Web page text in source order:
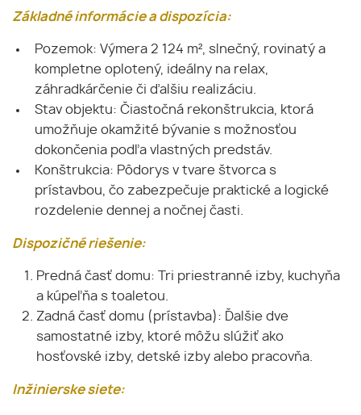
Základné informácie a dispozícia:
Pozemok: Výmera 2 124 m², slnečný, rovinatý a
kompletne oplotený, ideálny na relax,
záhradkárčenie či ďalšiu realizáciu.
Stav objektu: Čiastočná rekonštrukcia, ktorá
umožňuje okamžité bývanie s možnosťou
dokončenia podľa vlastných predstáv.
Konštrukcia: Pôdorys v tvare štvorca s
prístavbou, čo zabezpečuje praktické a logické
rozdelenie dennej a nočnej časti.
Dispozičné riešenie:
Predná časť domu: Tri priestranné izby, kuchyňa
a kúpeľňa s toaletou.
Zadná časť domu (prístavba): Ďalšie dve
samostatné izby, ktoré môžu slúžiť ako
hosťovské izby, detské izby alebo pracovňa.
Inžinierske siete: